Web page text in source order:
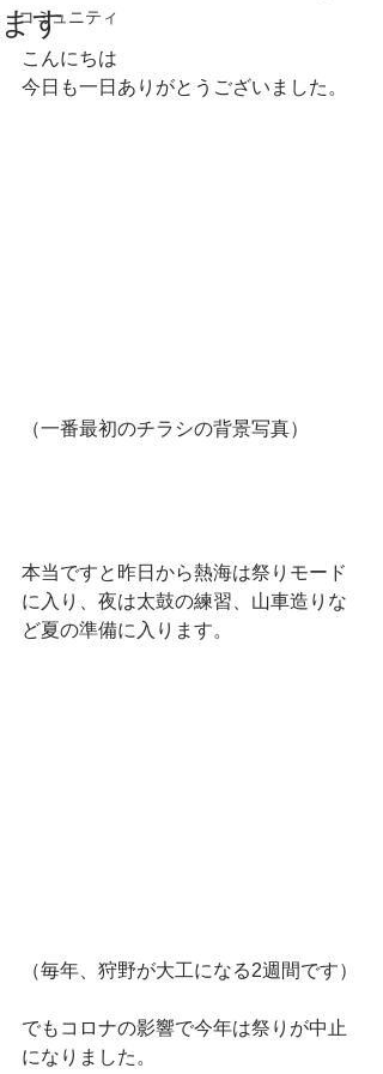
コミュニティ
ます
こんにちは
今日も一日ありがとうございました。
（一番最初のチラシの背景写真）
本当ですと昨日から熱海は祭りモード
に入り、夜は太鼓の練習、山車造りな
ど夏の準備に入ります。
（毎年、狩野が大工になる2週間です）
でもコロナの影響で今年は祭りが中止
になりました。